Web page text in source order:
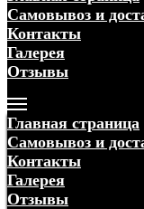
Самовывоз и
Контакты
Галерея
Отзывы
Главная страница
Самовывоз и
Контакты
Галерея
Отзывы